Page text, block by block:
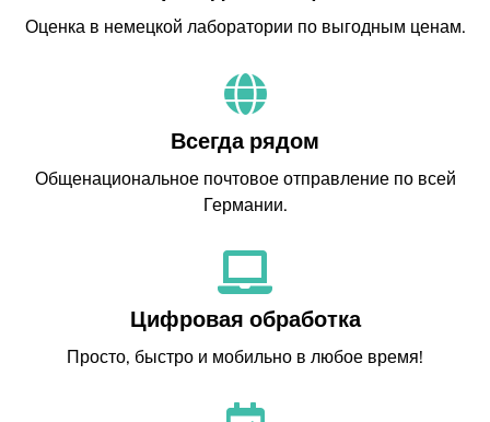
Оценка в немецкой лаборатории по выгодным ценам.
Всегда рядом
Общенациональное почтовое отправление по всей
Германии.
Цифровая обработка
Просто, быстро и мобильно в любое время!